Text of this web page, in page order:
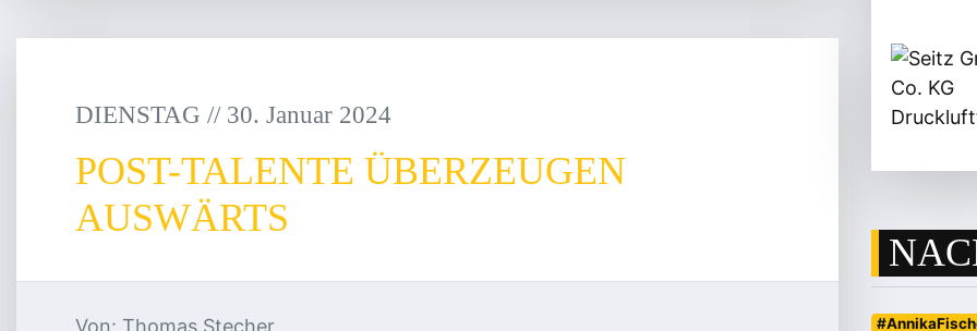
DIENSTAG // 30. Januar 2024
POST-TALENTE ÜBERZEUGEN
AUSWÄRTS
Von: Thomas Stecher